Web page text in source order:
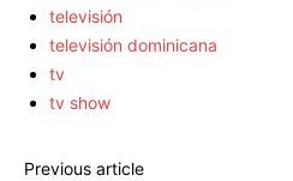
televisión
televisión dominicana
tv
tv show
Previous article